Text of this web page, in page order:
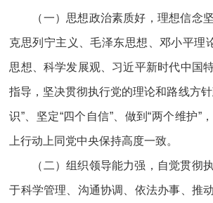
（一）思想政治素质好，理想信念
克思列宁主义、毛泽东思想、邓小平理
思想、科学发展观、习近平新时代中国
指导，坚决贯彻执行党的理论和路线方
识”、坚定“四个自信”、做到“两个维护”
上行动上同党中央保持高度一致。
（二）组织领导能力强，自觉贯彻
于科学管理、沟通协调、依法办事、推